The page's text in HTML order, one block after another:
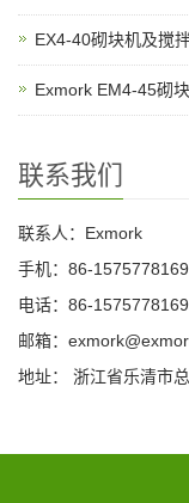
EX4-40砌块机及搅
Exmork EM4-45砌
联系我们
联系人：Exmork
手机：86-
电话：86-
邮箱：
地址： 浙江省乐清市